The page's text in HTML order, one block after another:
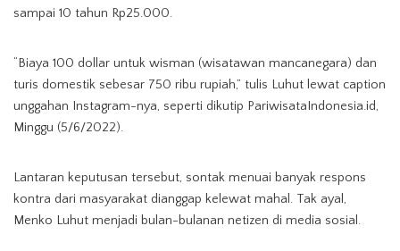
sampai 10 tahun Rp25.000.
“Biaya 100 dollar untuk wisman (wisatawan mancanegara) dan
turis domestik sebesar 750 ribu rupiah,” tulis Luhut lewat caption
unggahan Instagram-nya, seperti dikutip PariwisataIndonesia.id,
Minggu (5/6/2022).
Lantaran keputusan tersebut, sontak menuai banyak respons
kontra dari masyarakat dianggap kelewat mahal. Tak ayal,
Menko Luhut menjadi bulan-bulanan netizen di media sosial.